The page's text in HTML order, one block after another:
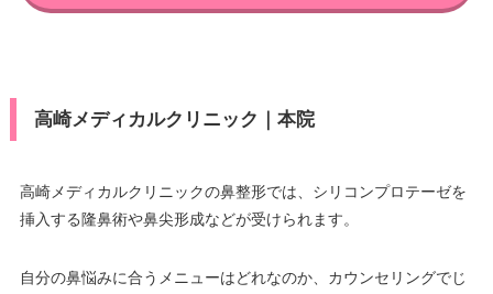
高崎メディカルクリニック｜本院
高崎メディカルクリニックの鼻整形では、シリコンプロテーゼを
挿入する隆鼻術や鼻尖形成などが受けられます。
自分の鼻悩みに合うメニューはどれなのか、カウンセリングでじ